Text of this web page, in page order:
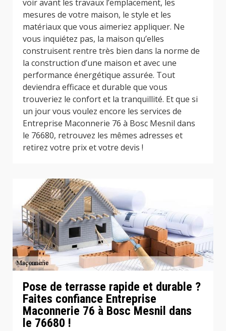
voir avant les travaux l’emplacement, les
mesures de votre maison, le style et les
matériaux que vous aimeriez appliquer. Ne
vous inquiétez pas, la maison qu’elles
construisent rentre très bien dans la norme de
la construction d’une maison et avec une
performance énergétique assurée. Tout
deviendra efficace et durable que vous
trouveriez le confort et la tranquillité. Et que si
un jour vous voulez encore les services de
Entreprise Maconnerie 76 à Bosc Mesnil dans
le 76680, retrouvez les mêmes adresses et
retirez votre prix et votre devis !
Pose de terrasse rapide et durable ?
Faites confiance Entreprise
Maconnerie 76 à Bosc Mesnil dans
le 76680 !